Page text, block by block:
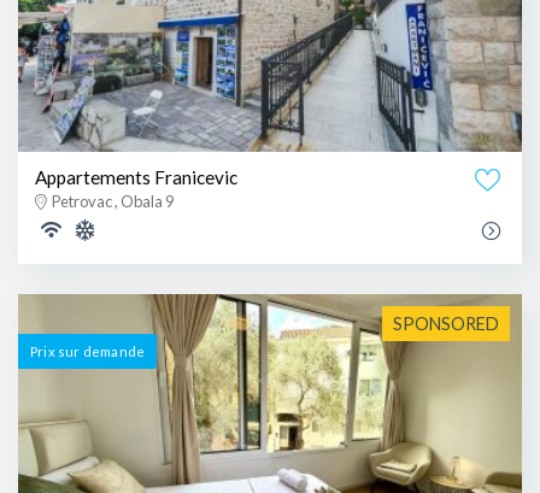
Appartements Franicevic
Petrovac , Obala 9
SPONSORED
Prix ​​sur demande